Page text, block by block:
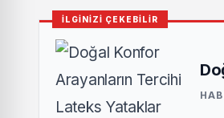
İLGİNİZİ ÇEKEBİLİR